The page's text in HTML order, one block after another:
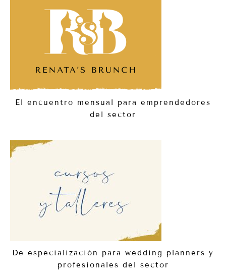
El encuentro mensual para emprendedores
del sector
De especialización para wedding planners y
profesionales del sector